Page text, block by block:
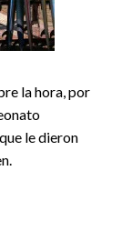
la hora, por
le dieron